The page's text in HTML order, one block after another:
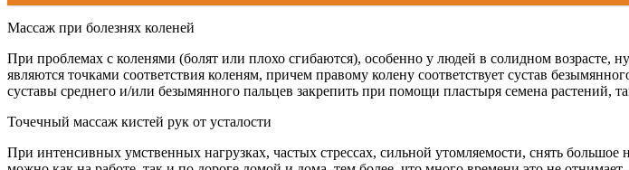
Массаж при болезнях коленей
При проблемах с коленями (болят или плохо сгибаются), особенно у людей в солидном возрасте,
являются точками соответствия коленям, причем правому колену соответствует сустав
суставы среднего и/или безымянного пальцев закрепить при помощи пластыря семена растений,
Точечный массаж кистей рук от усталости
При интенсивных умственных нагрузках, частых стрессах, сильной утомляемости, снять